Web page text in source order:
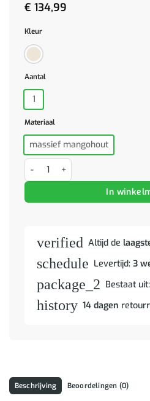
€ 134,99
Kleur
Aantal
1
Materiaal
massief mangohout
Nachtkastje 50x33x60 cm
In
verified Altijd de
schedule Levertijd: 3
package_2 Bestaat uit:
history 14 dagen
Beschrijving Beoordelingen (0)